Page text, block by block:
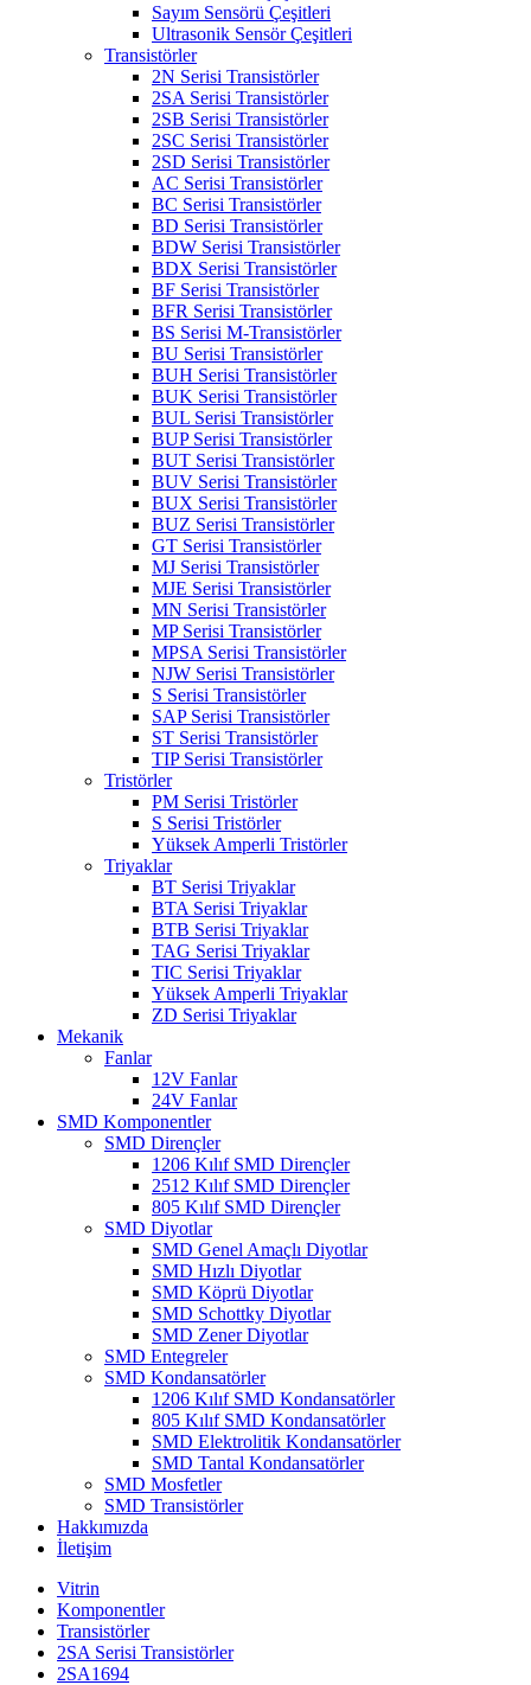
Sayım Sensörü Çeşitleri
Ultrasonik Sensör Çeşitleri
Transistörler
2N Serisi Transistörler
2SA Serisi Transistörler
2SB Serisi Transistörler
2SC Serisi Transistörler
2SD Serisi Transistörler
AC Serisi Transistörler
BC Serisi Transistörler
BD Serisi Transistörler
BDW Serisi Transistörler
BDX Serisi Transistörler
BF Serisi Transistörler
BFR Serisi Transistörler
BS Serisi M-Transistörler
BU Serisi Transistörler
BUH Serisi Transistörler
BUK Serisi Transistörler
BUL Serisi Transistörler
BUP Serisi Transistörler
BUT Serisi Transistörler
BUV Serisi Transistörler
BUX Serisi Transistörler
BUZ Serisi Transistörler
GT Serisi Transistörler
MJ Serisi Transistörler
MJE Serisi Transistörler
MN Serisi Transistörler
MP Serisi Transistörler
MPSA Serisi Transistörler
NJW Serisi Transistörler
S Serisi Transistörler
SAP Serisi Transistörler
ST Serisi Transistörler
TIP Serisi Transistörler
Tristörler
PM Serisi Tristörler
S Serisi Tristörler
Yüksek Amperli Tristörler
Triyaklar
BT Serisi Triyaklar
BTA Serisi Triyaklar
BTB Serisi Triyaklar
TAG Serisi Triyaklar
TIC Serisi Triyaklar
Yüksek Amperli Triyaklar
ZD Serisi Triyaklar
Mekanik
Fanlar
12V Fanlar
24V Fanlar
SMD Komponentler
SMD Dirençler
1206 Kılıf SMD Dirençler
2512 Kılıf SMD Dirençler
805 Kılıf SMD Dirençler
SMD Diyotlar
SMD Genel Amaçlı Diyotlar
SMD Hızlı Diyotlar
SMD Köprü Diyotlar
SMD Schottky Diyotlar
SMD Zener Diyotlar
SMD Entegreler
SMD Kondansatörler
1206 Kılıf SMD Kondansatörler
805 Kılıf SMD Kondansatörler
SMD Elektrolitik Kondansatörler
SMD Tantal Kondansatörler
SMD Mosfetler
SMD Transistörler
Hakkımızda
İletişim
Vitrin
Komponentler
Transistörler
2SA Serisi Transistörler
2SA1694